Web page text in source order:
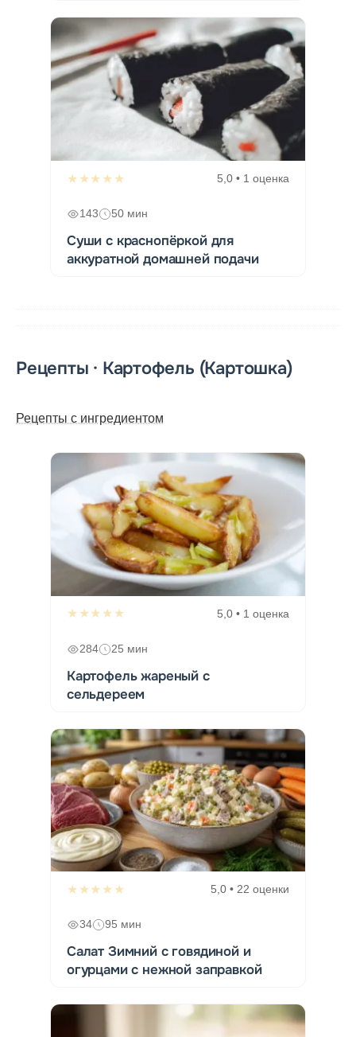
★★★★★ 5,0 • 1 оценка
143 50 мин
Суши с краснопёркой для
аккуратной домашней подачи
Рецепты · Картофель (Картошка)
Рецепты с ингредиентом
★★★★★ 5,0 • 1 оценка
284 25 мин
Картофель жареный с
сельдереем
★★★★★ 5,0 • 22 оценки
34 95 мин
Салат Зимний с говядиной и
огурцами с нежной заправкой